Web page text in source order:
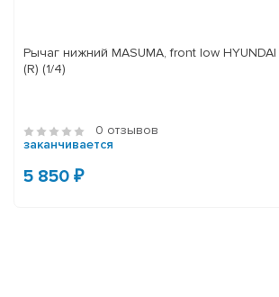
Рычаг нижний MASUMA, front low HYUNDAI SONATA 10-14
(R) (1/4)
0 отзывов
заканчивается
5 850 ₽